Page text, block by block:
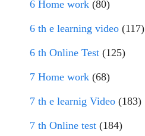
6 Home work (80)
6 th e learning video (117)
6 th Online Test (125)
7 Home work (68)
7 th e learnig Video (183)
7 th Online test (184)